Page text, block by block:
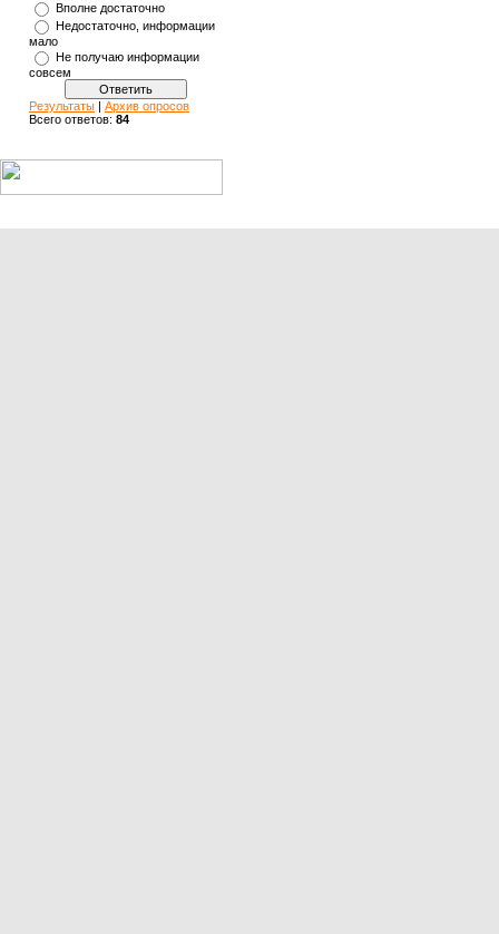
Вполне достаточно
Недостаточно, информации
мало
Не получаю информации
совсем
Результаты | Архив опросов
Всего ответов: 84